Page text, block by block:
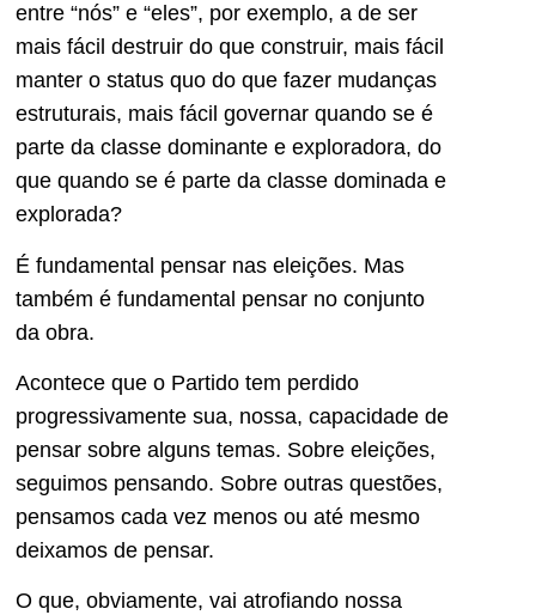
entre “nós” e “eles”, por exemplo, a de ser
mais fácil destruir do que construir, mais fácil
manter o status quo do que fazer mudanças
estruturais, mais fácil governar quando se é
parte da classe dominante e exploradora, do
que quando se é parte da classe dominada e
explorada?
É fundamental pensar nas eleições. Mas
também é fundamental pensar no conjunto
da obra.
Acontece que o Partido tem perdido
progressivamente sua, nossa, capacidade de
pensar sobre alguns temas. Sobre eleições,
seguimos pensando. Sobre outras questões,
pensamos cada vez menos ou até mesmo
deixamos de pensar.
O que, obviamente, vai atrofiando nossa